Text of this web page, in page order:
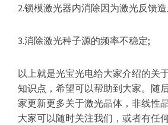
2.锁模激光器内消除因为激光反馈
3.消除激光种子源的频率不稳定;
以上就是光宝光电给大家介绍的关
知识点，希望可以帮助到大家。随
家更新更多关于激光晶体，非线性
大家可以随时关注我们，或者有任